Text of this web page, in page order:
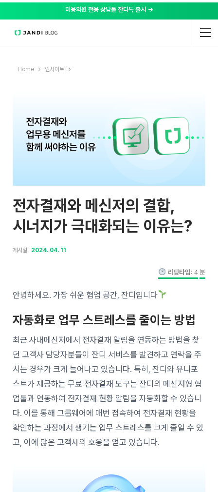
미용의원 전용 상담툴 잔디톡 출시 →
Home 인사이트
전자결재와 메신저의 결합,
시너지가 극대화되는 이유는?
게시일: 2024. 04. 11
리딩타임: 4 분
안녕하세요. 가장 쉬운 협업 공간, 잔디입니다
자동화로 업무 스트레스를 줄이는 방법
최근 사내메신저에서 전자결재 알림을 연동하는 방법을 찾
던 고객사 담당자분들이 잔디 서비스를 발견하고 연락을 주
시는 경우가 크게 늘어나고 있습니다. 특히, 잔디와 유니포
스트가 제공하는 무료 전자결재 도구는 잔디의 메신저형 협
업툴과 연동하여 전자결재 현황 알림을 자동화할 수 있습니
다. 이를 통해 그룹웨어에 매번 접속하여 전자결재 현황을
확인하는 과정에서 생기는 업무 스트레스를 크게 줄일 수 있
고, 이에 많은 고객사의 호응을 얻고 있습니다.